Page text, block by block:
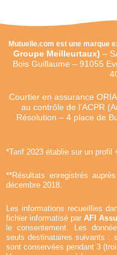
Mutuelle.com est une marque
Groupe Meilleurtaux) –
Bois Guillaume – 91055
Courtier en assurance
au contrôle de l’ACPR
Résolution – 4 place de
*Tarif 2023 établie sur un profil
**Résultats enregistrés
décembre 2018.
Les informations recueillies
fichier informatisé parAFI
le consentement. Les
seuls destinataires suivants :
sont conservées pendant 3